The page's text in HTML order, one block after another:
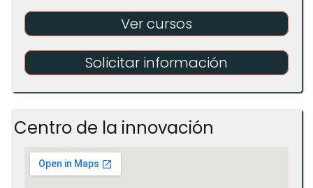
Ver cursos
Solicitar información
Centro de la innovación